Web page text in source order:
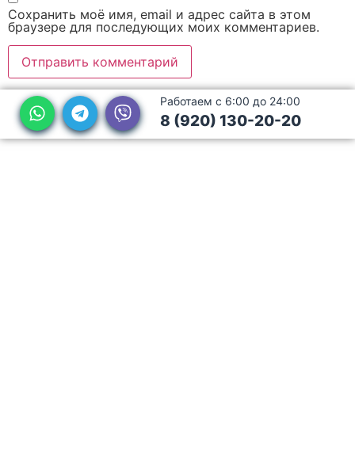
Сохранить моё имя, email и адрес сайта в этом
браузере для последующих моих комментариев.
Работаем с 6:00 до 24:00
8 (920) 130-20-20